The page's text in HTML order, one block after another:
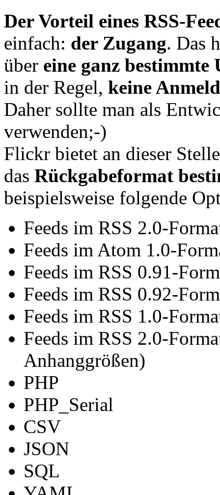
Der Vorteil eines RSS-
einfach: der Zugang. Das
über eine ganz bestimmte
in der Regel, keine
Daher sollte man als
verwenden;-)
Flickr bietet an dieser
das Rückgabeformat
beispielsweise folgende
Feeds im RSS 2.0-
Feeds im Atom 1.0-
Feeds im RSS 0.91-
Feeds im RSS 0.92-
Feeds im RSS 1.0-
Feeds im RSS 2.0-
Anhanggrößen)
PHP
PHP_Serial
CSV
JSON
SQL